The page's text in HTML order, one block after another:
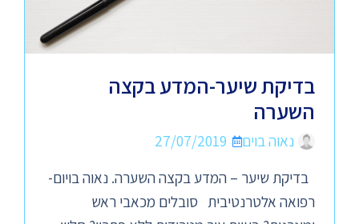
בדיקת שיער-המדע בקצה
השערה
נאוה בוים
27/07/2019
בדיקת שיער – המדע בקצה השערה. נאוה בויום-
רפואה אלטרנטיבית סובלים מכאבי ראש